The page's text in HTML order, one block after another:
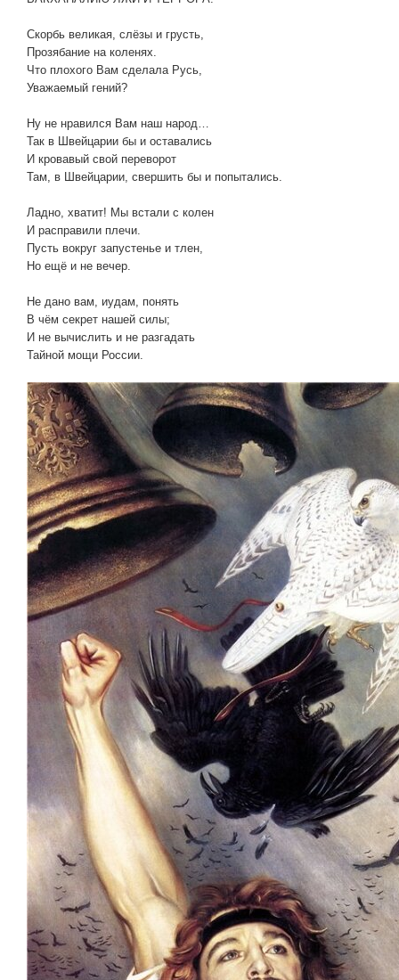
Скорбь великая, слёзы и грусть,
Прозябание на коленях.
Что плохого Вам сделала Русь,
Уважаемый гений?
Ну не нравился Вам наш народ…
Так в Швейцарии бы и оставались
И кровавый свой переворот
Там, в Швейцарии, свершить бы и попытались.
Ладно, хватит! Мы встали с колен
И расправили плечи.
Пусть вокруг запустенье и тлен,
Но ещё и не вечер.
Не дано вам, иудам, понять
В чём секрет нашей силы;
И не вычислить и не разгадать
Тайной мощи России.